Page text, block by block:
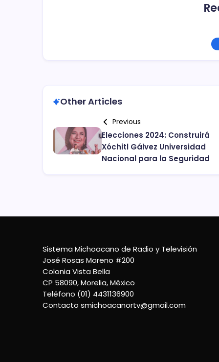
Other Articles
Previous
Elecciones 2024: Construirá
Xóchitl Gálvez Universidad
Nacional para la Seguridad
Sistema Michoacano de Radio y Televisión
José Rosas Moreno #200
Colonia Vista Bella
CP 58090, Morelia, México
Teléfono (01) 4431136900
Contacto smichoacanortv@gmail.com